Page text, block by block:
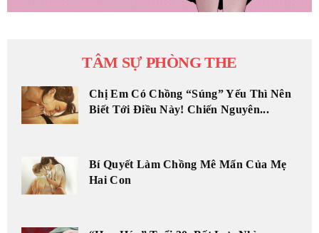
TÂM SỰ PHÒNG THE
Chị Em Có Chồng “Súng” Yếu Thì Nên
Biết Tới Điều Này! Chiến Nguyên...
Bí Quyết Làm Chồng Mê Mẩn Của Mẹ
Hai Con